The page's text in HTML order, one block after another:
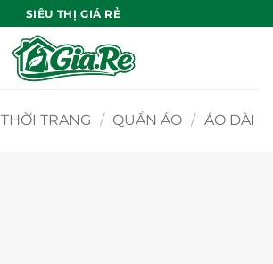
SIÊU THỊ GIÁ RẺ
THỜI TRANG / QUẦN ÁO / ÁO DÀI